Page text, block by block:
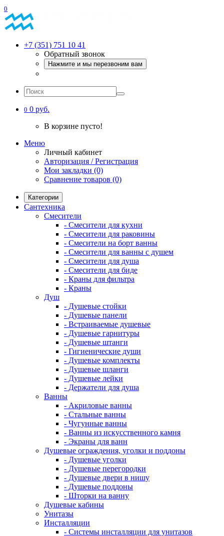
0
+7 (351) 751 10 41
Обратный звонок
Нажмите и мы перезвоним вам
0 0 руб.
В корзине пусто!
Меню
Личный кабинет
Авторизация / Регистрация
Мои закладки (0)
Сравнение товаров (0)
Категории
Сантехника
Смесители
- Смесители для кухни
- Смесители для раковины
- Смесители на борт ванны
- Смесители для ванны с душем
- Смесители для душа
- Смесители для биде
- Краны для фильтра
- Краны
Душ
- Душевые стойки
- Душевые панели
- Встраиваемые душевые
- Душевые гарнитуры
- Душевые штанги
- Гигиенические души
- Душевые комплекты
- Душевые шланги
- Душевые лейки
- Держатели для душа
Ванны
- Акриловые ванны
- Стальные ванны
- Чугунные ванны
- Ванны из искусственного камня
- Экраны для ванн
Душевые ограждения, уголки и поддоны
- Душевые уголки
- Душевые перегородки
- Душевые двери в нишу
- Душевые поддоны
- Шторки на ванну
Душевые кабины
Унитазы
Инсталляции
- Системы инсталляции для унитазов